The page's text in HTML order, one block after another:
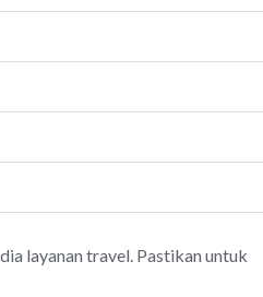
layanan travel. Pastikan untuk